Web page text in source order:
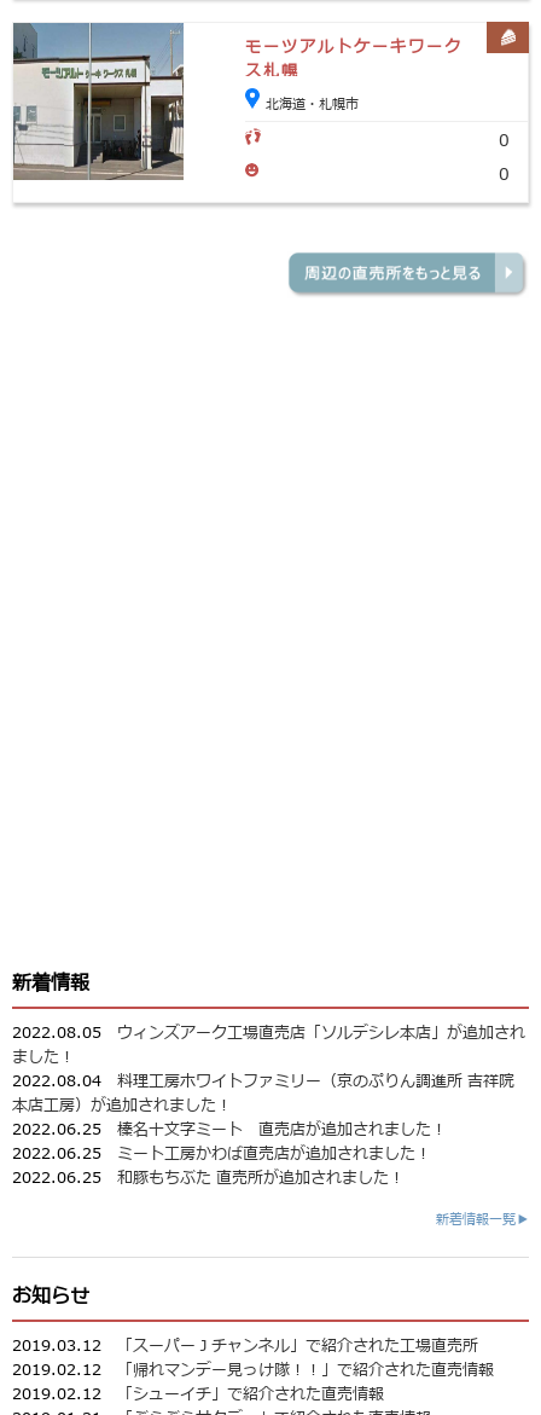
モーツアルトケーキワーク
ス札幌
北海道・札幌市
0
0
新着情報
2022.08.05 ウィンズアーク工場直売店「ソルデシレ本店」が追加され
ました！
2022.08.04 料理工房ホワイトファミリー（京のぷりん調進所 吉祥院
本店工房）が追加されました！
2022.06.25 榛名十文字ミート 直売店が追加されました！
2022.06.25 ミート工房かわば直売店が追加されました！
2022.06.25 和豚もちぶた 直売所が追加されました！
新着情報一覧▶
お知らせ
2019.03.12
「スーパーＪチャンネル」で紹介された工場直売所
2019.02.12
「帰れマンデー見っけ隊！！」で紹介された直売情報
2019.02.12
「シューイチ」で紹介された直売情報